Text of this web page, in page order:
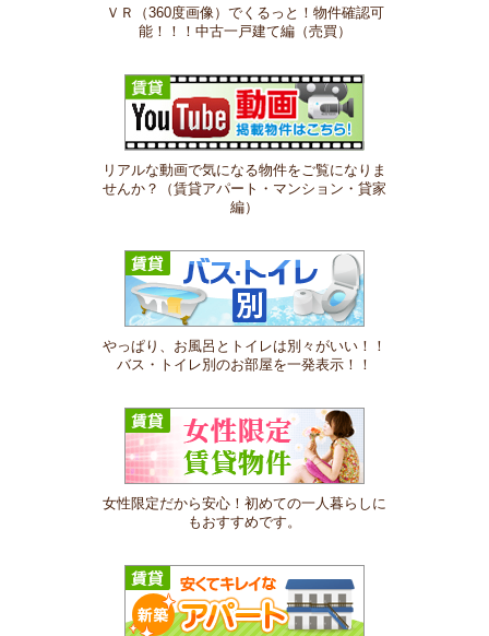
ＶＲ（360度画像）でくるっと！物件確認可
能！！！中古一戸建て編（売買）
リアルな動画で気になる物件をご覧になりま
せんか？（賃貸アパート・マンション・貸家
編）
やっぱり、お風呂とトイレは別々がいい！！
バス・トイレ別のお部屋を一発表示！！
女性限定だから安心！初めての一人暮らしに
もおすすめです。